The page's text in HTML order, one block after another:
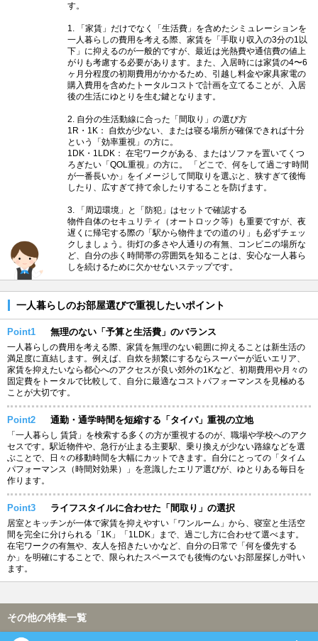
す。
1. 「家賃」だけでなく「生活費」を含めたシミュレーションを
一人暮らしの費用を考える際、家賃を「手取り収入の3分の1以
下」に抑えるのが一般的ですが、最近は光熱費や通信費の値上
がりも考慮する必要があります。また、入居時には家賃の4〜6
ヶ月分程度の初期費用がかかるため、引越し料金や家具家電の
購入費用を含めたトータルコストで計画を立てることが、入居
後の生活にゆとりを生む鍵となります。
2. 自分の生活動線に合った「間取り」の選び方
1R・1K： 自炊が少ない、または寝る場所が確保できれば十分
という「効率重視」の方に。
1DK・1LDK： 在宅ワークがある、またはソファを置いてくつ
ろぎたい「QOL重視」の方に。 「どこで、何をして過ごす時間
が一番長いか」をイメージして間取りを選ぶと、狭すぎて後悔
したり、広すぎて持て余したりすることを防げます。
3. 「周辺環境」と「防犯」はセットで確認する
物件自体のセキュリティ（オートロック等）も重要ですが、夜
遅くに帰宅する際の「駅から物件までの道のり」も必ずチェッ
クしましょう。街灯の多さや人通りの有無、コンビニの場所な
ど、自分の歩く時間帯の雰囲気を知ることは、安心な一人暮ら
しを続けるために欠かせないステップです。
一人暮らしのお部屋選びで重視したいポイント
Point1 無理のない「予算と生活費」のバランス
一人暮らしの費用を考える際、家賃を無理のない範囲に抑えることは新生活の
満足度に直結します。例えば、自炊を頻繁にするならスーパーが近いエリア、
家賃を抑えたいなら都心へのアクセスが良い郊外の1Kなど、初期費用や月々の
固定費をトータルで比較して、自分に最適なコストパフォーマンスを見極める
ことが大切です。
Point2 通勤・通学時間を短縮する「タイパ」重視の立地
「一人暮らし 賃貸」を検索する多くの方が重視するのが、職場や学校へのアク
セスです。駅近物件や、急行が止まる主要駅、乗り換えが少ない路線などを選
ぶことで、日々の移動時間を大幅にカットできます。自分にとっての「タイム
パフォーマンス（時間対効果）」を意識したエリア選びが、ゆとりある毎日を
作ります。
Point3 ライフスタイルに合わせた「間取り」の選択
居室とキッチンが一体で家賃を抑えやすい「ワンルーム」から、寝室と生活空
間を完全に分けられる「1K」「1LDK」まで、過ごし方に合わせて選べます。
在宅ワークの有無や、友人を招きたいかなど、自分の日常で「何を優先する
か」を明確にすることで、限られたスペースでも後悔のないお部屋探しが叶い
ます。
その他の特集一覧